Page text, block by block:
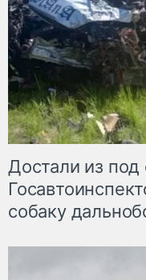
Достали из
собаку